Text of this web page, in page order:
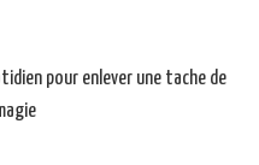
pour enlever une tache de